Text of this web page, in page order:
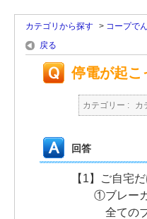
カテゴリから探す > コープで
戻る
停電が起こ
カテゴリー : カ
回答
【1】ご自宅
①ブレーカ
全てのブレ